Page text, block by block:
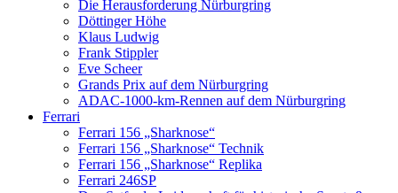
Die Herausforderung Nürburgring
Döttinger Höhe
Klaus Ludwig
Frank Stippler
Eve Scheer
Grands Prix auf dem Nürburgring
ADAC-1000-km-Rennen auf dem Nürburgring
Ferrari
Ferrari 156 „Sharknose“
Ferrari 156 „Sharknose“ Technik
Ferrari 156 „Sharknose“ Replika
Ferrari 246SP